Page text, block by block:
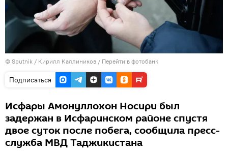
© Sputnik / Кирилл Каллиников / Перейти в фотобанк
Подписаться
Исфары Амонуллохон Носири был
задержан в Исфаринском районе спустя
двое суток после побега, сообщила пресс-
служба МВД Таджикистана